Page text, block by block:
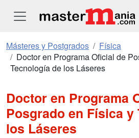
Másteres y Postgrados
Física
Doctor en Programa Oficial de
Tecnología de los Láseres
Doctor en Programa
Posgrado en Física y
los Láseres